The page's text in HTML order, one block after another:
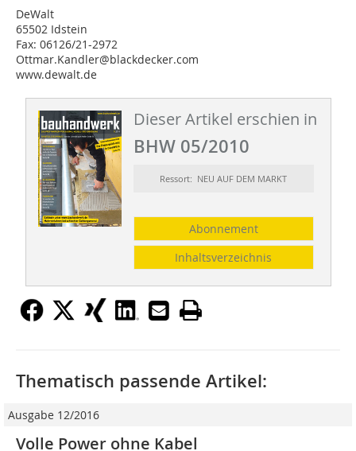
DeWalt
65502 Idstein
Fax: 06126/21-2972
Ottmar.Kandler@blackdecker.com
www.dewalt.de
Dieser Artikel erschien in
BHW 05/2010
Ressort: NEU AUF DEM MARKT
Abonnement
Inhaltsverzeichnis
Thematisch passende Artikel:
Ausgabe 12/2016
Volle Power ohne Kabel